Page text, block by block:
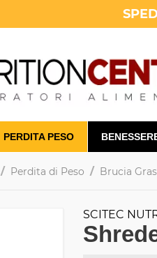
PERDITA PESO
/ Perdita di Peso / Brucia
SCITEC